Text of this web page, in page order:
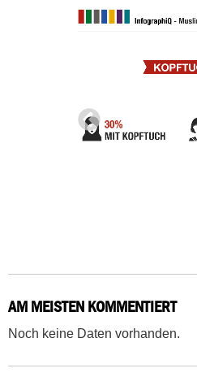
AM MEISTEN KOMMENTIERT
Noch keine Daten vorhanden.